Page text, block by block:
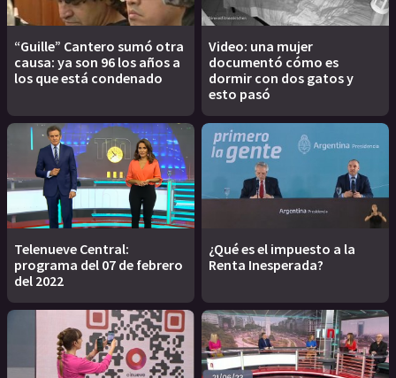
“Guille” Cantero sumó otra
causa: ya son 96 los años a
los que está condenado
Video: una mujer
documentó cómo es
dormir con dos gatos y
esto pasó
Telenueve Central:
programa del 07 de febrero
del 2022
¿Qué es el impuesto a la
Renta Inesperada?